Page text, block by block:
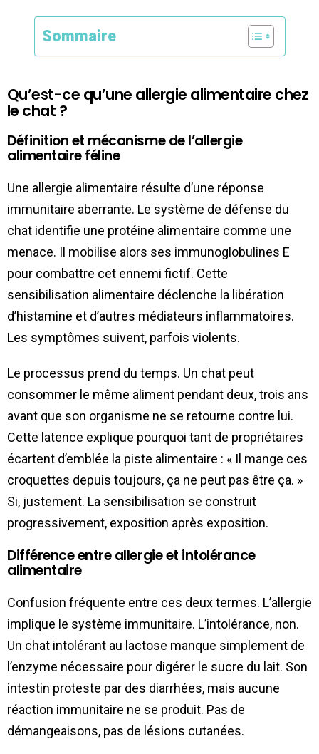
Sommaire
Qu’est-ce qu’une allergie alimentaire chez
le chat ?
Définition et mécanisme de l’allergie
alimentaire féline
Une allergie alimentaire résulte d’une réponse
immunitaire aberrante. Le système de défense du
chat identifie une protéine alimentaire comme une
menace. Il mobilise alors ses immunoglobulines E
pour combattre cet ennemi fictif. Cette
sensibilisation alimentaire déclenche la libération
d’histamine et d’autres médiateurs inflammatoires.
Les symptômes suivent, parfois violents.
Le processus prend du temps. Un chat peut
consommer le même aliment pendant deux, trois ans
avant que son organisme ne se retourne contre lui.
Cette latence explique pourquoi tant de propriétaires
écartent d’emblée la piste alimentaire : « Il mange ces
croquettes depuis toujours, ça ne peut pas être ça. »
Si, justement. La sensibilisation se construit
progressivement, exposition après exposition.
Différence entre allergie et intolérance
alimentaire
Confusion fréquente entre ces deux termes. L’allergie
implique le système immunitaire. L’intolérance, non.
Un chat intolérant au lactose manque simplement de
l’enzyme nécessaire pour digérer le sucre du lait. Son
intestin proteste par des diarrhées, mais aucune
réaction immunitaire ne se produit. Pas de
démangeaisons, pas de lésions cutanées.